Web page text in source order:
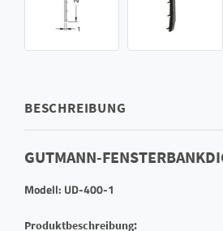
BESCHREIBUNG
GUTMANN-
Modell: UD-400-1
Produktbeschreibung: